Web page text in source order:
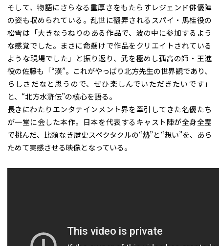
そして、物語にさらなる重厚さをもたらすレジェンド俳優陣
の姿も収められている。乱世に翻弄されるスパイ・馬桂役の
松雪は「大きなうねりのある作品で、波の中に参加するよう
な感覚でした。まさに命懸けで作品をクリエイトされている
ような現場でした」と振り返り、武を極めし孤高の師・王進
役の佐藤も「“漢”。これがやっぱり北方先生の世界観であり、
らしさだなと思うので、ぜひ楽しんでいただきたいです」
と、“北方水滸伝”の核心を語る。
長きにわたりエンタテインメント界を牽引してきた名優たち
が一堂に会した本作。日本を代表するキャスト陣が全身全霊
で挑んだ、比類なき歴史スペクタクルの“熱”と“想い”を、あら
ためて実感させる映像となっている。